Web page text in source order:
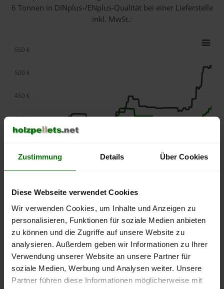
Zustimmung Details Über Cookies
Diese Webseite verwendet Cookies
Wir verwenden Cookies, um Inhalte und Anzeigen zu
personalisieren, Funktionen für soziale Medien anbieten
zu können und die Zugriffe auf unsere Website zu
analysieren. Außerdem geben wir Informationen zu Ihrer
Verwendung unserer Website an unsere Partner für
soziale Medien, Werbung und Analysen weiter. Unsere
Partner führen diese Informationen möglicherweise mit
6 Tonnen in DINplus-/ENplus-Qualität bei einer Lieferstelle
inkl. MwSt.:
lose Ware Sackware
September
Januar
400 €
450 €
500 €
550 €
Die aktuelle Preisentwicklung für Holzpellets in Deutschland
können Sie jederzeit auf unsererPelletspreise-Seite
nachvollziehen.